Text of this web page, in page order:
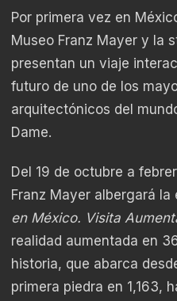
Por primera vez en
Museo Franz Mayer y la
presentan un viaje
futuro de uno de los
arquitectónicos del
Dame.
Del 19 de octubre a
Franz Mayer albergará la
en México. Visita
realidad aumentada en
historia, que abarca
primera piedra en 1,163,